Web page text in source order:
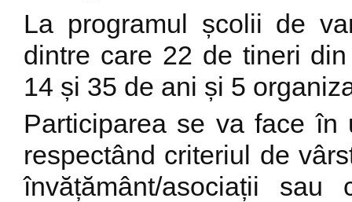
La programul școlii de
dintre care 22 de tineri
14 și 35 de ani și 5
Participarea se va face
respectând criteriul de
învățământ/asociații sau